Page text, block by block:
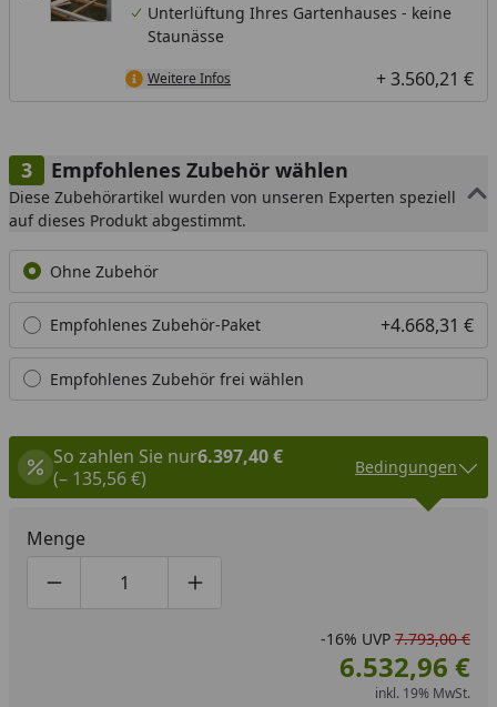
Unterlüftung Ihres Gartenhauses - keine
Staunässe
Weitere Infos + 3.560,21 €
Empfohlenes Zubehör wählen
Diese Zubehörartikel wurden von unseren Experten speziell
auf dieses Produkt abgestimmt.
Ohne Zubehör
Empfohlenes Zubehör-Paket +4.668,31 €
Empfohlenes Zubehör frei wählen
So zahlen Sie nur6.397,40 €
(– 135,56 €)
Bedingungen
Menge
Produktmenge um eins verringern
Produktmenge manuell eingeben
Produktmenge um eins erhöhen
-16% UVP 7.793,00 €
6.532,96 €
inkl. 19% MwSt.